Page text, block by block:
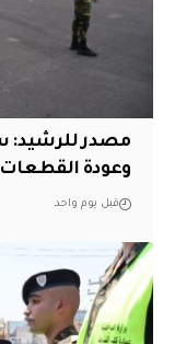
مصدر للرشيد:
وعودة
قبل يوم واحد